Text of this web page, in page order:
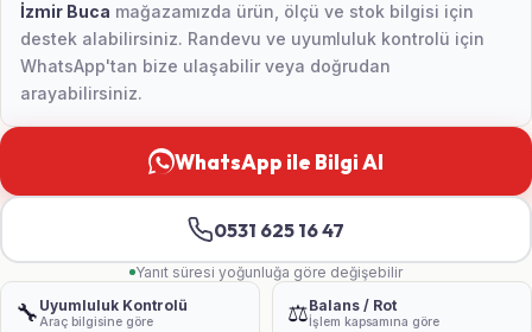
İzmir Buca mağazamızda ürün, ölçü ve stok bilgisi için
destek alabilirsiniz. Randevu ve uyumluluk kontrolü için
WhatsApp'tan bize ulaşabilir veya doğrudan
arayabilirsiniz.
WhatsApp ile Bilgi Al
0531 625 16 47
Yanıt süresi yoğunluğa göre değişebilir
🔧 Uyumluluk Kontrolü
Araç bilgisine göre ⚖️Balans / Rot
İşlem kapsamına göre